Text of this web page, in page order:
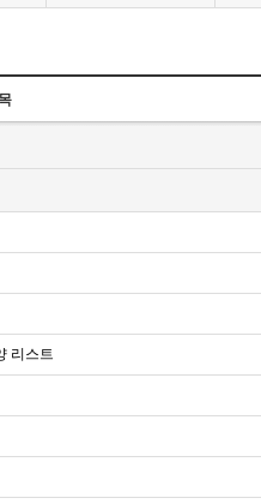
리스트